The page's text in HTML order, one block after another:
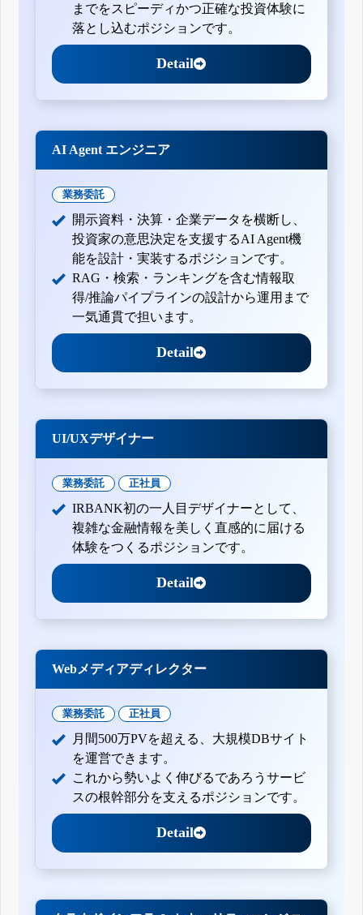
までをスピーディかつ正確な投資体験に
落とし込むポジションです。
Detail
AI Agent エンジニア
業務委託
開示資料・決算・企業データを横断し、
投資家の意思決定を支援するAI Agent機
能を設計・実装するポジションです。
RAG・検索・ランキングを含む情報取
得/推論パイプラインの設計から運用まで
一気通貫で担います。
Detail
UI/UXデザイナー
業務委託 正社員
IRBANK初の一人目デザイナーとして、
複雑な金融情報を美しく直感的に届ける
体験をつくるポジションです。
Detail
Webメディアディレクター
業務委託 正社員
月間500万PVを超える、大規模DBサイト
を運営できます。
これから勢いよく伸びるであろうサービ
スの根幹部分を支えるポジションです。
Detail